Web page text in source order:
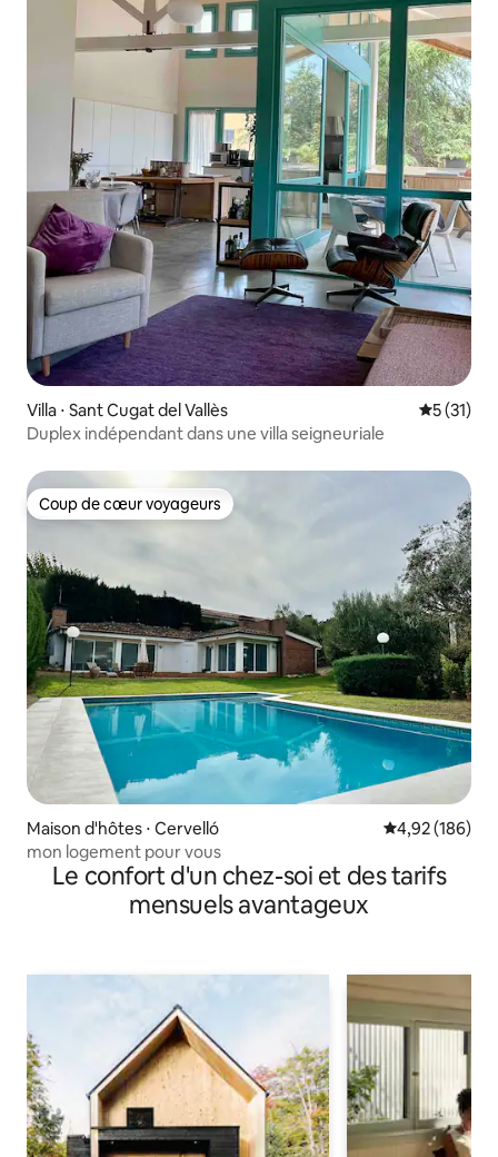
Villa ⋅ Sant Cugat del Vallès
5 (31)
Duplex indépendant dans une villa seigneuriale
Coup de cœur voyageurs
Coup de cœur voyageurs
Maison d'hôtes ⋅ Cervelló Évaluation
4,92 (186)
mon logement pour vous
Le confort d'un chez-soi et des tarifs
mensuels avantageux